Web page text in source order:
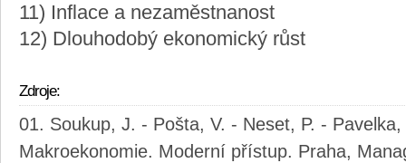
11) Inflace a nezaměstnanost
12) Dlouhodobý ekonomický růst
Zdroje:
Soukup, J. - Pošta, V. - Neset, P. -
Makroekonomie. Moderní přístup. Praha,